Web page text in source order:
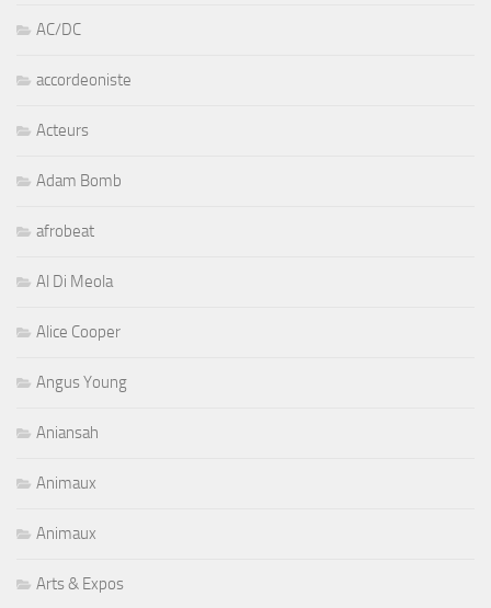
AC/DC
accordeoniste
Acteurs
Adam Bomb
afrobeat
Al Di Meola
Alice Cooper
Angus Young
Aniansah
Animaux
Animaux
Arts & Expos